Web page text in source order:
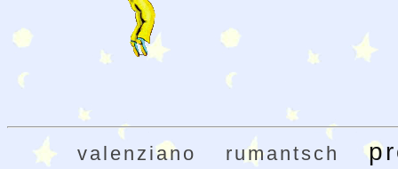
valenziano rumantsch